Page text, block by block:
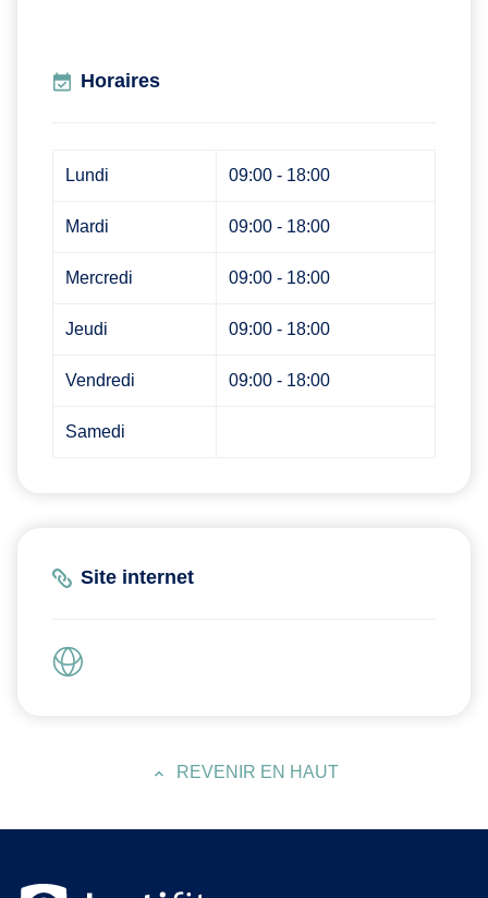
Horaires
Lundi 09:00 - 18:00
Mardi 09:00 - 18:00
Mercredi 09:00 - 18:00
Jeudi 09:00 - 18:00
Vendredi 09:00 - 18:00
Samedi
Site internet
REVENIR EN HAUT